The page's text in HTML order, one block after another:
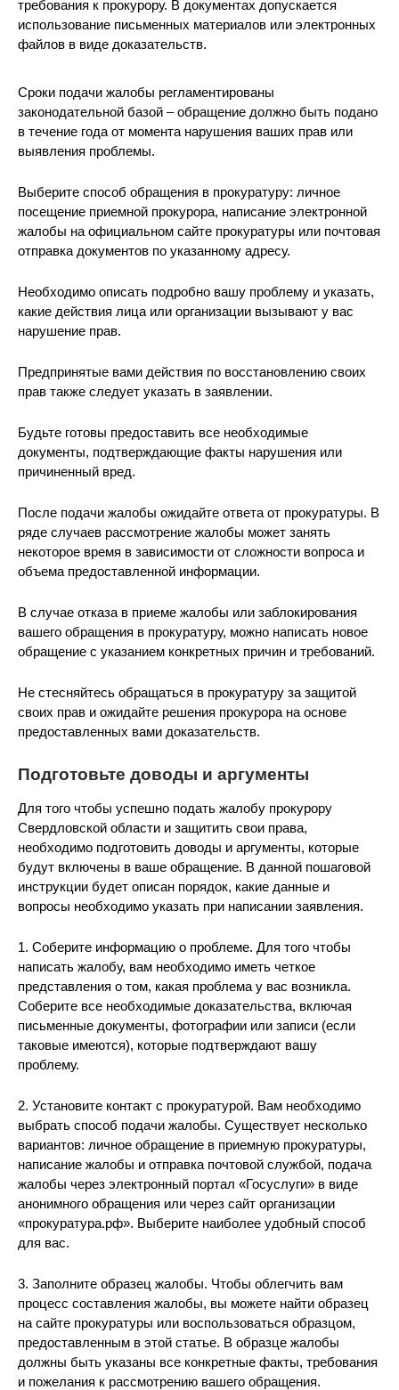
требования к прокурору. В документах допускается
использование письменных материалов или электронных
файлов в виде доказательств.
Сроки подачи жалобы регламентированы
законодательной базой – обращение должно быть подано
в течение года от момента нарушения ваших прав или
выявления проблемы.
Выберите способ обращения в прокуратуру: личное
посещение приемной прокурора, написание электронной
жалобы на официальном сайте прокуратуры или почтовая
отправка документов по указанному адресу.
Необходимо описать подробно вашу проблему и указать,
какие действия лица или организации вызывают у вас
нарушение прав.
Предпринятые вами действия по восстановлению своих
прав также следует указать в заявлении.
Будьте готовы предоставить все необходимые
документы, подтверждающие факты нарушения или
причиненный вред.
После подачи жалобы ожидайте ответа от прокуратуры. В
ряде случаев рассмотрение жалобы может занять
некоторое время в зависимости от сложности вопроса и
объема предоставленной информации.
В случае отказа в приеме жалобы или заблокирования
вашего обращения в прокуратуру, можно написать новое
обращение с указанием конкретных причин и требований.
Не стесняйтесь обращаться в прокуратуру за защитой
своих прав и ожидайте решения прокурора на основе
предоставленных вами доказательств.
Подготовьте доводы и аргументы
Для того чтобы успешно подать жалобу прокурору
Свердловской области и защитить свои права,
необходимо подготовить доводы и аргументы, которые
будут включены в ваше обращение. В данной пошаговой
инструкции будет описан порядок, какие данные и
вопросы необходимо указать при написании заявления.
1. Соберите информацию о проблеме. Для того чтобы
написать жалобу, вам необходимо иметь четкое
представления о том, какая проблема у вас возникла.
Соберите все необходимые доказательства, включая
письменные документы, фотографии или записи (если
таковые имеются), которые подтверждают вашу
проблему.
2. Установите контакт с прокуратурой. Вам необходимо
выбрать способ подачи жалобы. Существует несколько
вариантов: личное обращение в приемную прокуратуры,
написание жалобы и отправка почтовой службой, подача
жалобы через электронный портал «Госуслуги» в виде
анонимного обращения или через сайт организации
«прокуратура.рф». Выберите наиболее удобный способ
для вас.
3. Заполните образец жалобы. Чтобы облегчить вам
процесс составления жалобы, вы можете найти образец
на сайте прокуратуры или воспользоваться образцом,
предоставленным в этой статье. В образце жалобы
должны быть указаны все конкретные факты, требования
и пожелания к рассмотрению вашего обращения.